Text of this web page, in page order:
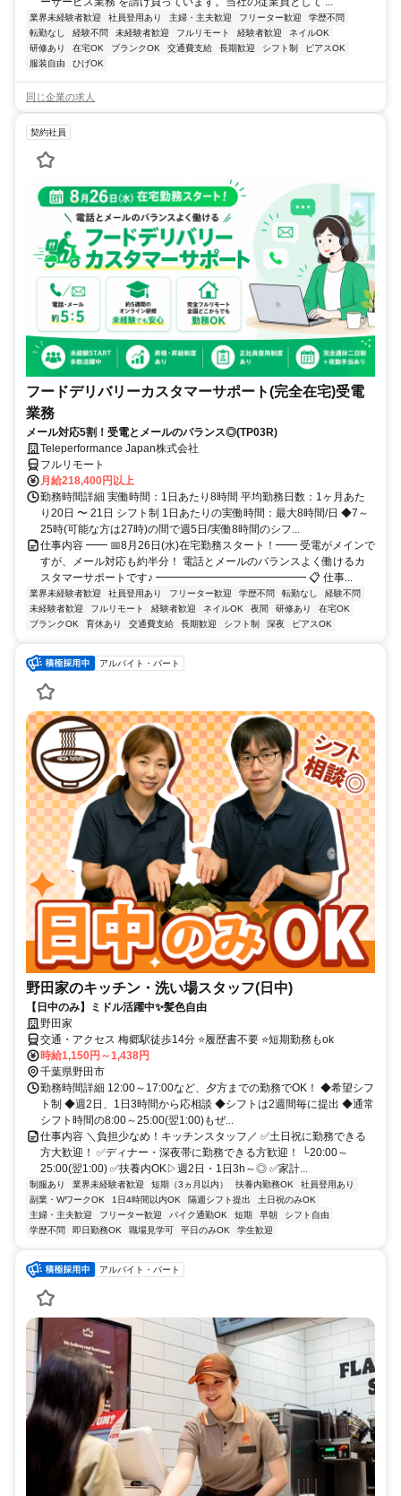
業界未経験者歓迎 社員登用あり 主婦・主夫歓迎 フリーター歓迎
学歴不問
転勤なし
経験不問 未経験者歓迎 フルリモート 経験者歓迎
ネイルOK
研修あり
在宅OK ブランクOK 交通費支給 長期歓迎 シフト制
ピアスOK
服装自由
ひげOK
同じ企業の求人
契約社員
フードデリバリーカスタマーサポート(完全在宅)受電
業務
メール対応5割！受電とメールのバランス◎(TP03R)
Teleperformance Japan株式会社
フルリモート
月給218,400円以上
勤務時間詳細 実働時間：1日あたり8時間 平均勤務日数：1ヶ月あた
り20日 〜 21日 シフト制 1日あたりの実働時間：最大8時間/日 ◆7～
25時(可能な方は27時)の間で週5日/実働8時間のシフ...
仕事内容 ━━ 📅8月26日(水)在宅勤務スタート！━━ 受電がメインで
すが、メール対応も約半分！ 電話とメールのバランスよく働けるカ
スタマーサポートです♪ ━━━━━━━━━━━━━━ 📋 仕事...
業界未経験者歓迎 社員登用あり フリーター歓迎 学歴不問 転勤なし
経験不問
未経験者歓迎
フルリモート 経験者歓迎 ネイルOK 夜間 研修あり
在宅OK
ブランクOK
育休あり 交通費支給 長期歓迎 シフト制 深夜 ピアスOK
アルバイト・パート
野田家のキッチン・洗い場スタッフ(日中)
【日中のみ】ミドル活躍中✨髪色自由
野田家
交通・アクセス 梅郷駅徒歩14分 ⭐履歴書不要 ⭐短期勤務もok
時給1,150円～1,438円
千葉県野田市
勤務時間詳細 12:00～17:00など、夕方までの勤務でOK！ ◆希望シフ
ト制 ◆週2日、1日3時間から応相談 ◆シフトは2週間毎に提出 ◆通常
シフト時間の8:00～25:00(翌1:00)もぜ...
仕事内容 ＼負担少なめ！キッチンスタッフ／ ✅土日祝に勤務できる
方大歓迎！ ✅ディナー・深夜帯に勤務できる方歓迎！ └20:00～
25:00(翌1:00) ✅扶養内OK▷週2日・1日3h～◎ ✅家計...
制服あり 業界未経験者歓迎 短期（3ヵ月以内） 扶養内勤務OK
社員登用あり
副業・WワークOK
1日4時間以内OK 隔週シフト提出
土日祝のみOK
主婦・主夫歓迎
フリーター歓迎 バイク通勤OK 短期 早朝
シフト自由
学歴不問
即日勤務OK 職場見学可 平日のみOK 学生歓迎
アルバイト・パート